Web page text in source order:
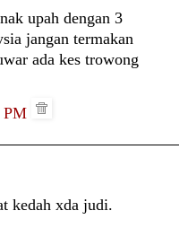
upah dengan 3
jangan termakan
ada kes trowong
PM
kedah xda judi.